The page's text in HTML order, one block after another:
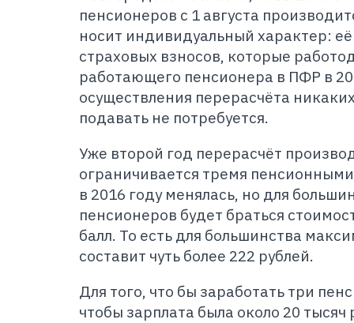
пенсионеров с 1 августа
носит индивидуальный характер:
страховых взносов, которые
работающего пенсионера в ПФР в
осуществления перерасчёта
подавать не потребуется.
Уже второй год перерасчёт
ограничивается тремя
в 2016 году менялась, но для
пенсионеров будет браться
балл. То есть для большинства
составит чуть более 222 рублей.
Для того, что бы заработать три
чтобы зарплата была около 20